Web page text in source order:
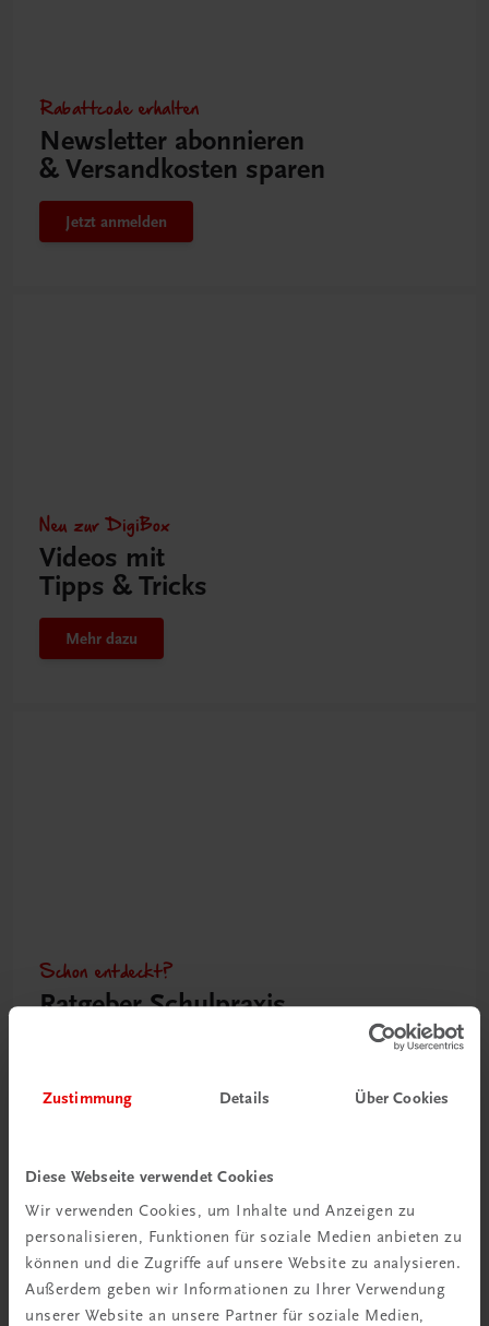
Zustimmung Details Über Cookies
Diese Webseite verwendet Cookies
Wir verwenden Cookies, um Inhalte und Anzeigen zu
personalisieren, Funktionen für soziale Medien anbieten zu
können und die Zugriffe auf unsere Website zu analysieren.
Außerdem geben wir Informationen zu Ihrer Verwendung
unserer Website an unsere Partner für soziale Medien,
Rabattcode erhalten
Newsletter abonnieren
& Versandkosten sparen
Jetzt anmelden
Neu zur DigiBox
Videos mit
Tipps & Tricks
Mehr dazu
Schon entdeckt?
Ratgeber Schulpraxis